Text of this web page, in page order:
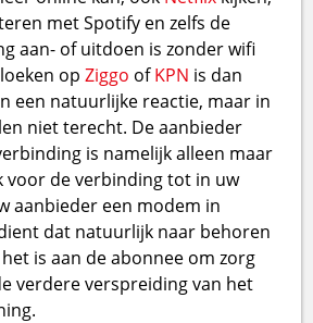
met Spotify en zelfs de
aan- of uitdoen is zonder wifi
opZiggo ofKPN is dan
een natuurlijke reactie, maar in
niet terecht. De aanbieder
is namelijk alleen maar
voor de verbinding tot in uw
aanbieder een modem in
dat natuurlijk naar behoren
is aan de abonnee om zorg
verdere verspreiding van het